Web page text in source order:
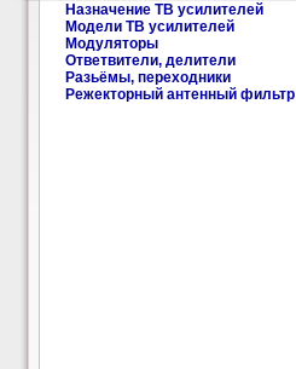
Назначение ТВ усилителей
Модели ТВ усилителей
Модуляторы
Ответвители, делители
Разьёмы, переходники
Режекторный антенный фильтр